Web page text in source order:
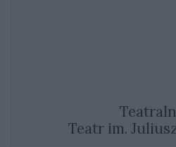
Teatr im.